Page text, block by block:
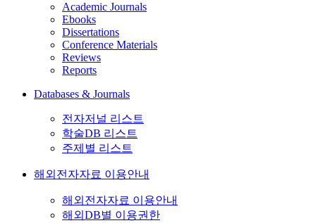
Academic Journals
Ebooks
Dissertations
Conference Materials
Reviews
Reports
Databases & Journals
전자저널 리스트
학술DB 리스트
주제별 리스트
해외전자자료 이용안내
해외전자자료 이용안내
해외DB별 이용권한